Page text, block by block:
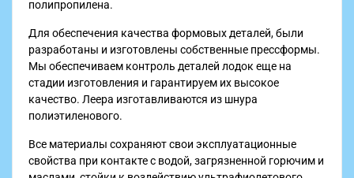
полипропилена.
Для обеспечения качества формовых деталей, были
разработаны и изготовлены собственные прессформы.
Мы обеспечиваем контроль деталей лодок еще на
стадии изготовления и гарантируем их высокое
качество. Леера изготавливаются из шнура
полиэтиленового.
Все материалы сохраняют свои эксплуатационные
свойства при контакте с водой, загрязненной горючим и